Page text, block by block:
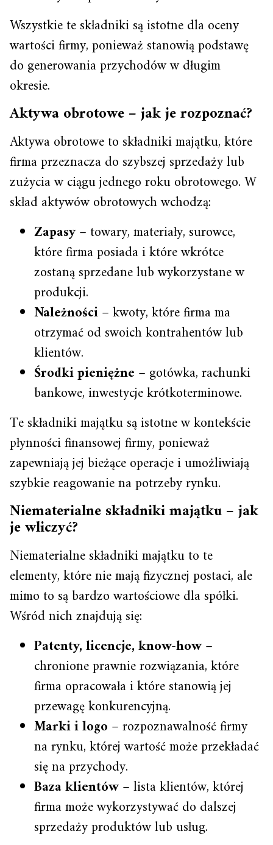
Wszystkie te składniki są istotne dla oceny
wartości firmy, ponieważ stanowią podstawę
do generowania przychodów w długim
okresie.
Aktywa obrotowe – jak je rozpoznać?
Aktywa obrotowe to składniki majątku, które
firma przeznacza do szybszej sprzedaży lub
zużycia w ciągu jednego roku obrotowego. W
skład aktywów obrotowych wchodzą:
Zapasy– towary, materiały, surowce,
które firma posiada i które wkrótce
zostaną sprzedane lub wykorzystane w
produkcji.
Należności– kwoty, które firma ma
otrzymać od swoich kontrahentów lub
klientów.
Środki pieniężne – gotówka, rachunki
bankowe, inwestycje krótkoterminowe.
Te składniki majątku są istotne w kontekście
płynności finansowej firmy, ponieważ
zapewniają jej bieżące operacje i umożliwiają
szybkie reagowanie na potrzeby rynku.
Niematerialne składniki majątku – jak
je wliczyć?
Niematerialne składniki majątku to te
elementy, które nie mają fizycznej postaci, ale
mimo to są bardzo wartościowe dla spółki.
Wśród nich znajdują się:
Patenty, licencje, know-how–
chronione prawnie rozwiązania, które
firma opracowała i które stanowią jej
przewagę konkurencyjną.
Marki i logo – rozpoznawalność firmy
na rynku, której wartość może przekładać
się na przychody.
Baza klientów– lista klientów, której
firma może wykorzystywać do dalszej
sprzedaży produktów lub usług.